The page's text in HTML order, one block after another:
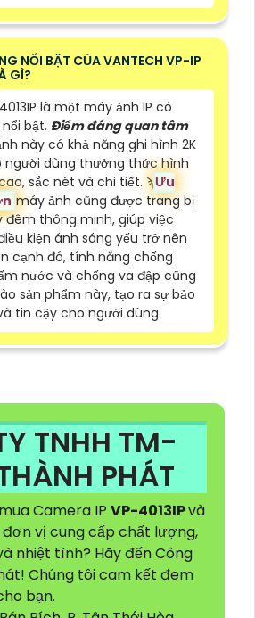
NỔI BẬT CỦA VANTECH VP-IP
GÌ?
là một máy ảnh IP có
bật. Điểm đáng quan tâm
này có khả năng ghi hình 2K
người dùng thưởng thức hình
sắc nét và chi tiết. ϡƯu
máy ảnh cũng được trang bị
đêm thông minh, giúp việc
kiện ánh sáng yếu trở nên
cạnh đó, tính năng chống
nước và chống va đập cũng
sản phẩm này, tạo ra sự bảo
tin cậy cho người dùng.
TNHH TM-
PHÁT
Camera IP VP-4013IPvà
vị cung cấp chất lượng,
nhiệt tình? Hãy đến Công
Chúng tôi cam kết đem
bạn.